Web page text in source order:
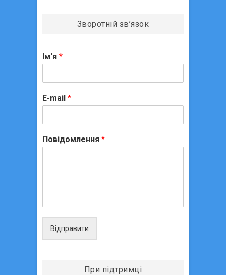
Зворотній зв’язок
Ім'я *
E-mail *
Повідомлення *
Відправити
При підтримці